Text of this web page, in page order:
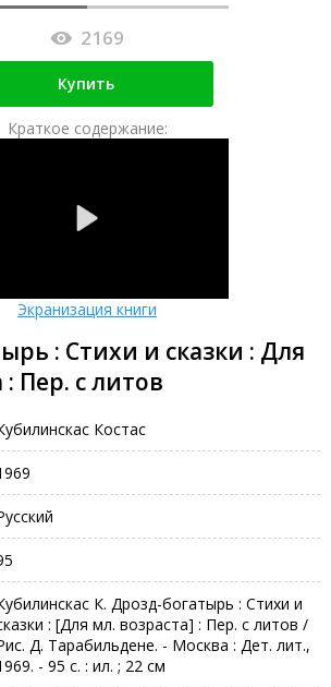
2169
Купить
Краткое содержание:
Экранизация книги
: Стихи и сказки : Для
: Пер. с литов
Костас
К. Дрозд-богатырь : Стихи и
: [Для мл. возраста] : Пер. с литов /
Д. Тарабильдене. - Москва : Дет. лит.,
- 95 с. : ил. ; 22 см